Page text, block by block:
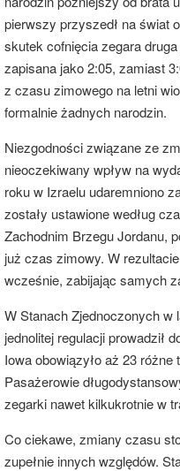
pierwszy przyszedł na świat
skutek cofnięcia zegara
zapisana jako 2:05, zamiast
z czasu zimowego na letni
formalnie żadnych narodzin.
Niezgodności związane ze
nieoczekiwany wpływ na
roku w Izraelu udaremniono
zostały ustawione według
Zachodnim Brzegu Jordanu,
już czas zimowy. W
wcześnie, zabijając samych
W Stanach Zjednoczonych w
jednolitej regulacji prowadził
Iowa obowiązyło aż 23
Pasażerowie
zegarki nawet kilkukrotnie w
Co ciekawe, zmiany czasu
zupełnie innych względów.